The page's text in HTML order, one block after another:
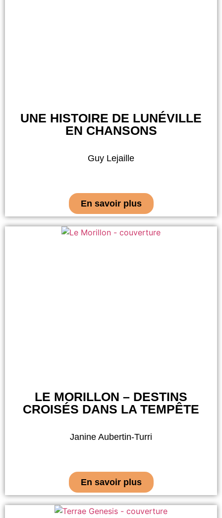
UNE HISTOIRE DE LUNÉVILLE
EN CHANSONS
Guy Lejaille
En savoir plus
LE MORILLON – DESTINS
CROISÉS DANS LA TEMPÊTE
Janine Aubertin-Turri
En savoir plus